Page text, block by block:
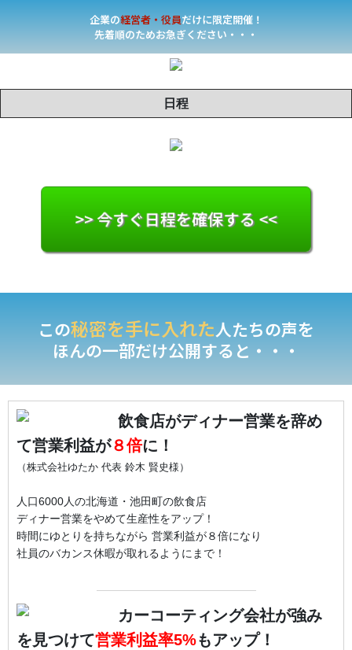
企業の経営者・役員だけに限定開催！
先着順のためお急ぎください・・・
日程
>> 今すぐ日程を確保する <<
この秘密を手に入れた人たちの声を
ほんの一部だけ公開すると・・・
飲食店がディナー営業を辞め
て営業利益が８倍に！
（株式会社ゆたか 代表 鈴木 賢史様）
人口6000人の北海道・池田町の飲食店
ディナー営業をやめて生産性をアップ！
時間にゆとりを持ちながら 営業利益が８倍になり
社員のバカンス休暇が取れるようにまで！
カーコーティング会社が強み
を見つけて営業利益率5%もアップ！